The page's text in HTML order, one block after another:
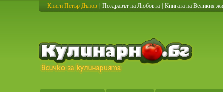
Книги Петър Дънов Поздравът на Любовта Книгата на Великия